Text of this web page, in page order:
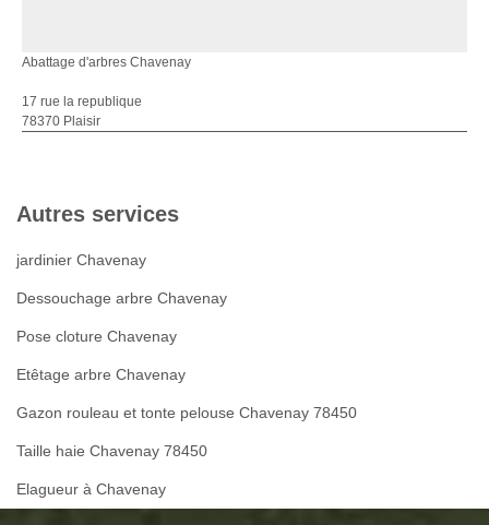
Abattage d'arbres Chavenay
17 rue la republique
78370 Plaisir
Autres services
jardinier Chavenay
Dessouchage arbre Chavenay
Pose cloture Chavenay
Etêtage arbre Chavenay
Gazon rouleau et tonte pelouse Chavenay 78450
Taille haie Chavenay 78450
Elagueur à Chavenay